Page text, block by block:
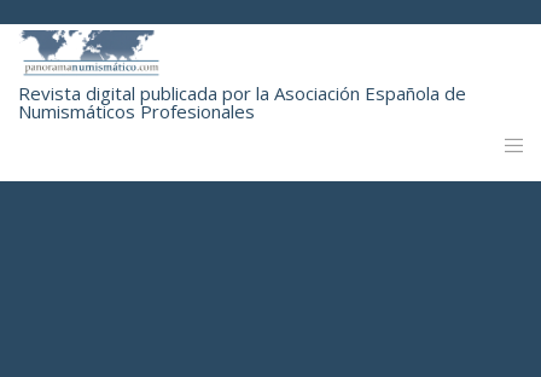
Revista digital publicada por la Asociación Española de
Numismáticos Profesionales